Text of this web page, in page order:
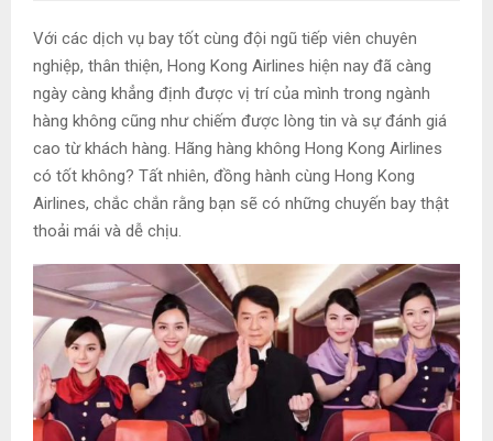
Với các dịch vụ bay tốt cùng đội ngũ tiếp viên chuyên
nghiệp, thân thiện, Hong Kong Airlines hiện nay đã càng
ngày càng khẳng định được vị trí của mình trong ngành
hàng không cũng như chiếm được lòng tin và sự đánh giá
cao từ khách hàng. Hãng hàng không Hong Kong Airlines
có tốt không? Tất nhiên, đồng hành cùng Hong Kong
Airlines, chắc chắn rằng bạn sẽ có những chuyến bay thật
thoải mái và dễ chịu.